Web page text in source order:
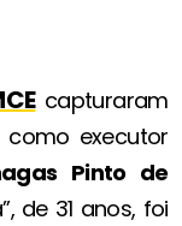
capturaram
executor
Pinto de
de 31 anos, foi